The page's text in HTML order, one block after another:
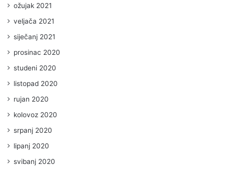
ožujak 2021
veljača 2021
siječanj 2021
prosinac 2020
studeni 2020
listopad 2020
rujan 2020
kolovoz 2020
srpanj 2020
lipanj 2020
svibanj 2020